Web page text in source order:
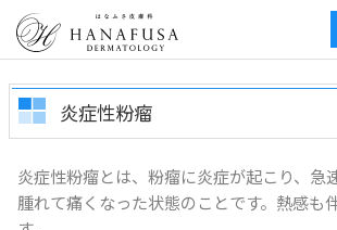
炎症性粉瘤
炎症性粉瘤とは、粉瘤に炎症が起こり、急
腫れて痛くなった状態のことです。熱感も